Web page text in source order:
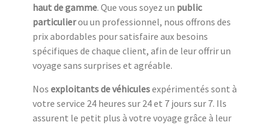
haut de gamme. Que vous soyez un public
particulierou un professionnel, nous offrons des
prix abordables pour satisfaire aux besoins
spécifiques de chaque client, afin de leur offrir un
voyage sans surprises et agréable.
Nos exploitants de véhiculesexpérimentés sont à
votre service 24 heures sur 24 et 7 jours sur 7. Ils
assurent le petit plus à votre voyage grâce à leur